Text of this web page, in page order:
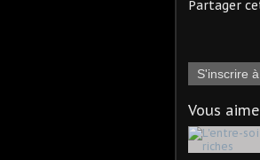
Partager
S'inscrire
Vous